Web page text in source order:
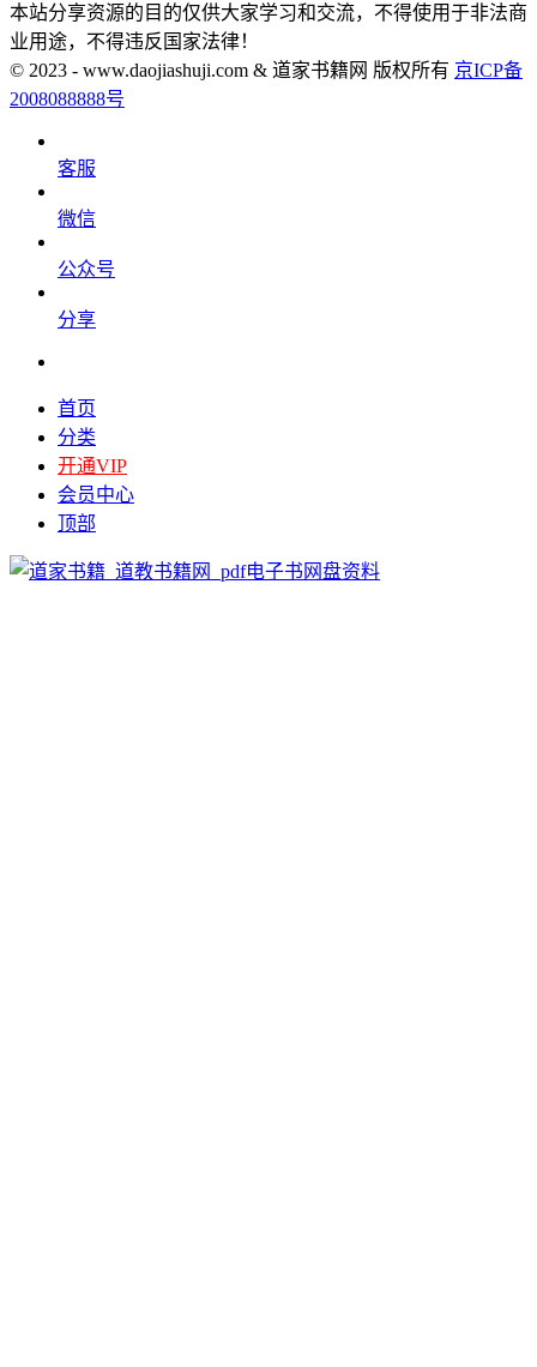
本站分享资源的目的仅供大家学习和交流，不得使用于非法商
业用途，不得违反国家法律！
© 2023 - www.daojiashuji.com & 道家书籍网 版权所有 京ICP备
2008088888号
客服
微信
公众号
分享
首页
分类
开通VIP
会员中心
顶部